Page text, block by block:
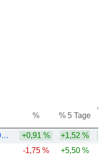
% % 5 Tage
LOCKHEED MARTIN CORPORATION +0,91 % +1,52 %
-1,75 % +5,50 %